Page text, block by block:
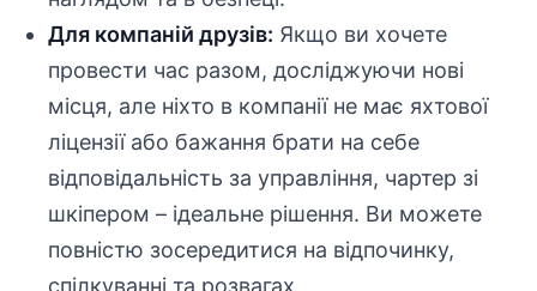
Для компаній друзів: Якщо ви хочете
провести час разом, досліджуючи нові
місця, але ніхто в компанії не має яхтової
ліцензії або бажання брати на себе
відповідальність за управління, чартер зі
шкіпером – ідеальне рішення. Ви можете
повністю зосередитися на відпочинку,
спілкуванні та розвагах.